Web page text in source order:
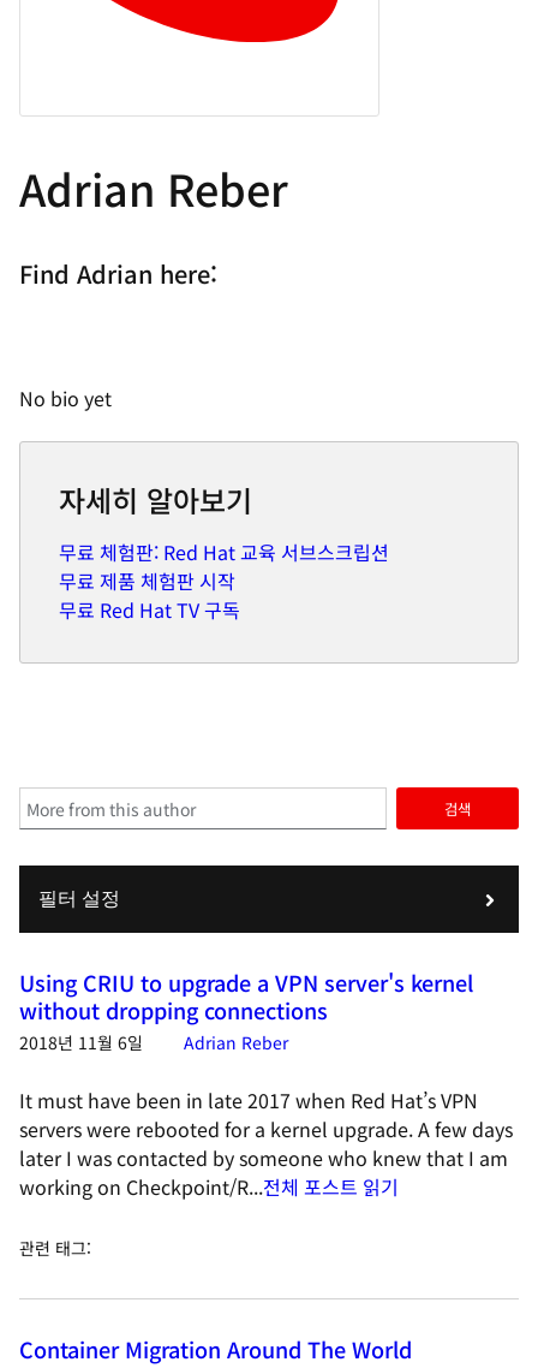
Adrian Reber
Find Adrian here:
No bio yet
자세히 알아보기
무료 체험판: Red Hat 교육 서브스크립션
무료 제품 체험판 시작
무료 Red Hat TV 구독
검색
필터 설정
Using CRIU to upgrade a VPN server's kernel
without dropping connections
2018년 11월 6일 Adrian Reber
It must have been in late 2017 when Red Hat’s VPN
servers were rebooted for a kernel upgrade. A few days
later I was contacted by someone who knew that I am
working on Checkpoint/R...전체 포스트 읽기
관련 태그:
Container Migration Around The World